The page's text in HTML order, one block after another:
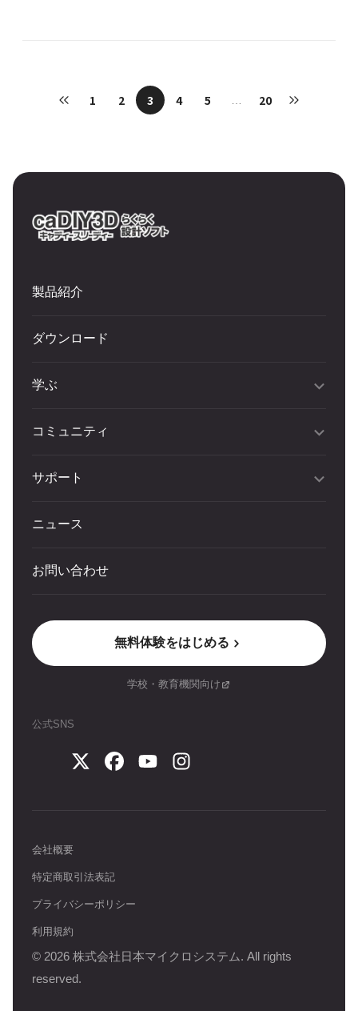
が起こる可能性がございます。 原因を調査したところ、報告
いただいたユーザー様の状況から、2023年7月以降に配信され
1 2 3 4 5 … 20
製品紹介
ダウンロード
学ぶ
コミュニティ
サポート
ニュース
お問い合わせ
無料体験をはじめる
学校・教育機関向け
公式SNS
会社概要
特定商取引法表記
プライバシーポリシー
利用規約
© 2026 株式会社日本マイクロシステム. All rights
reserved.